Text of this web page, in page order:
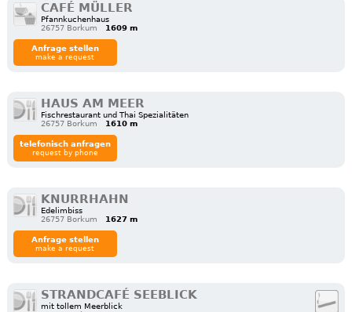
CAFÉ MÜLLER
Pfannkuchenhaus
26757 Borkum
1609 m
Anfrage stellen
make a request
HAUS AM MEER
Fischrestaurant und Thai Spezialitäten
26757 Borkum
1610 m
telefonisch anfragen
request by phone
KNURRHAHN
Edelimbiss
26757 Borkum
1627 m
Anfrage stellen
make a request
STRANDCAFÉ SEEBLICK
mit tollem Meerblick